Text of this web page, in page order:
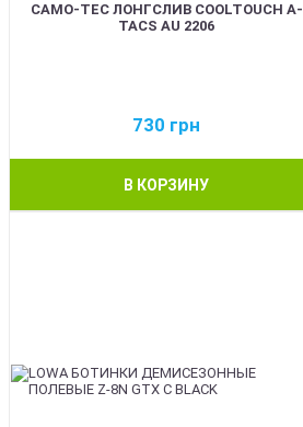
CAMO-TEC ЛОНГСЛИВ COOLTOUCH A-
TACS AU 2206
730 грн
В КОРЗИНУ